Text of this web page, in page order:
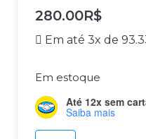
280.00R$
Em até 3x de
Em estoque
Até 12x sem
Saiba mais